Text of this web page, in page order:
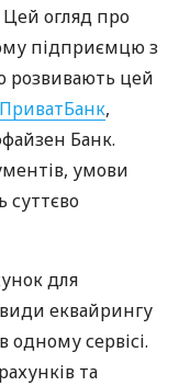
Цей огляд про
підприємцю з
розвивають цей
ПриватБанк,
Банк.
умови
суттєво
для
еквайрингу
сервісі.
та